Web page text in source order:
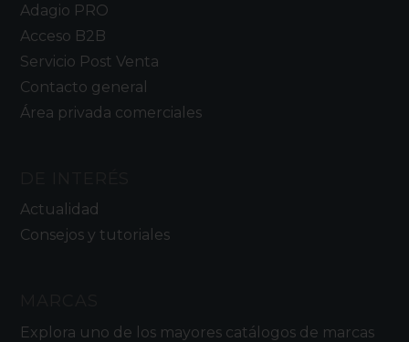
Adagio PRO
Acceso B2B
Servicio Post Venta
Contacto general
Área privada comerciales
Actualidad
Consejos y tutoriales
Explora uno de los mayores catálogos de marcas